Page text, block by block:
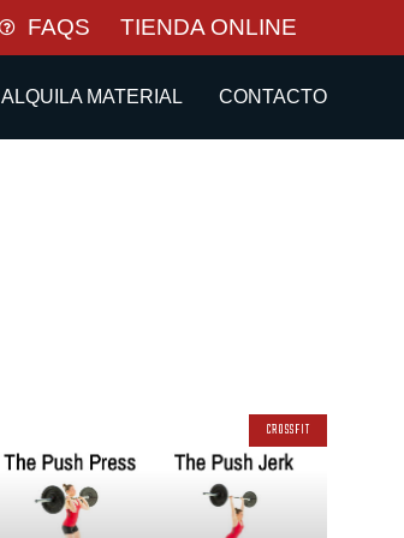
FAQS TIENDA ONLINE
ALQUILA MATERIAL CONTACTO
CROSSFIT